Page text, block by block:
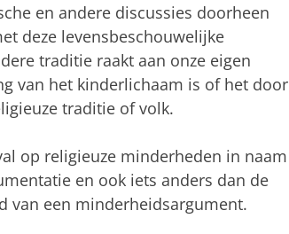
en andere discussies doorheen
deze levensbeschouwelijke
traditie raakt aan onze eigen
van het kinderlichaam is of het door
traditie of volk.
op religieuze minderheden in naam
en ook iets anders dan de
van een minderheidsargument.